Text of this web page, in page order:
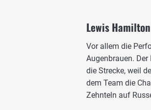
Lewis
Vor allem die
Augenbrauen.
die Strecke, weil
dem Team die
Zehnteln auf